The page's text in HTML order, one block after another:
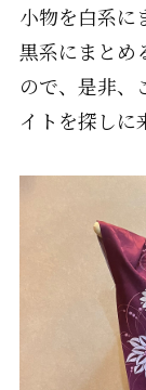
小物を白系に
黒系にまとめ
ので、是非、
イトを探しに